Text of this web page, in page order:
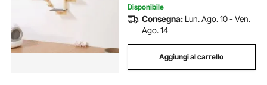
Disponibile
Consegna: Lun. Ago. 10 - Ven.
Ago. 14
Aggiungi al carrello